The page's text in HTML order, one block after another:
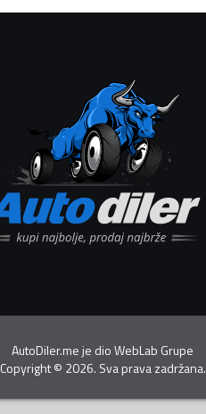
AutoDiler.me je dioWebLab Grupe
Copyright© 2026. Sva prava zadržana.